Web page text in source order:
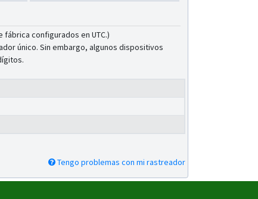
configurados en UTC.)
único. Sin embargo, algunos dispositivos
Tengo problemas con mi rastreador